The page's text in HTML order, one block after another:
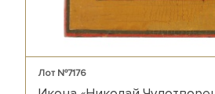
Лот №7176